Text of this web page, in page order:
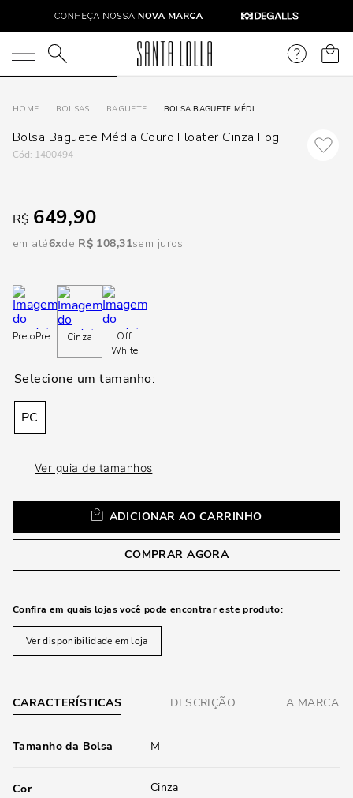
O que você está procurando?
BOLSAS BAGUETE BOLSA BAGUETE MÉDIA COURO FLOATER CINZA FOG
Bolsa Baguete Média Couro Floater Cinza Fog
: 1400494
R$ 649,90
em até6 R$ 108,31sem juros
PretoPreto Cinza
Off
White
PC
Ver guia de tamanhos
ADICIONAR AO CARRINHO
COMPRAR AGORA
Confira em quais lojas você pode encontrar este produto:
Ver disponibilidade em loja
CARACTERÍSTICAS DESCRIÇÃO A MARCA
Tamanho da Bolsa M
Cor Cinza